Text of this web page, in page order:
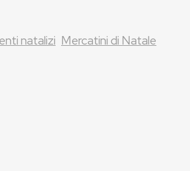
natalizi Mercatini di Natale